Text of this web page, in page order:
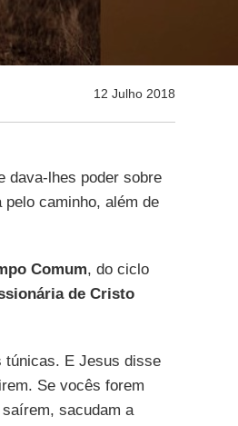
12 Julho 2018
dava-lhes poder sobre
caminho, além de
Comum, do ciclo
de Cristo
túnicas. E Jesus disse
Se vocês forem
sacudam a